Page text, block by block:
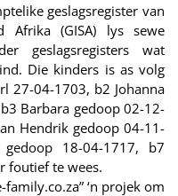
geslagsregister van
Afrika (GISA) lys sewe
geslagsregisters wat
Die kinders is as volg
27-04-1703, b2 Johanna
Barbara gedoop 02-12-
Hendrik gedoop 04-11-
18-04-1717, b7
foutief te wees.
‘n projek om